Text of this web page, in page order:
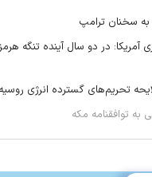
سخنان ترامپ
آمریکا: در دو سال آینده تنگه
تحریم‌های گسترده انرژی
به توافقنامه مکه